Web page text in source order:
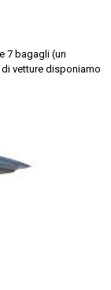
7 bagagli (un
vetture disponiamo